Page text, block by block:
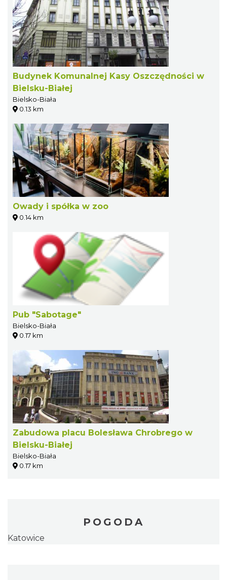
Budynek Komunalnej Kasy Oszczędności w
Bielsku-Białej
Bielsko-Biała
0.13 km
Owady i spółka w zoo
0.14 km
Pub "Sabotage"
Bielsko-Biała
0.17 km
Zabudowa placu Bolesława Chrobrego w
Bielsku-Białej
Bielsko-Biała
0.17 km
POGODA
Katowice